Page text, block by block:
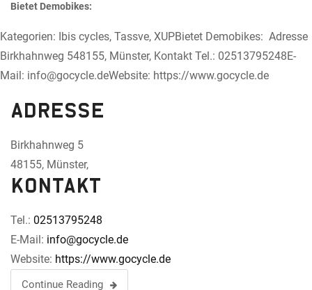
Bietet Demobikes:
Kategorien: Ibis cycles, Tassve, XUPBietet Demobikes: Adresse
Birkhahnweg 548155, Münster, Kontakt Tel.: 02513795248E-
Mail: info@gocycle.deWebsite: https://www.gocycle.de
Adresse
Birkhahnweg 5
48155, Münster,
Kontakt
Tel.: 02513795248
E-Mail: info@gocycle.de
Website: https://www.gocycle.de
Continue Reading